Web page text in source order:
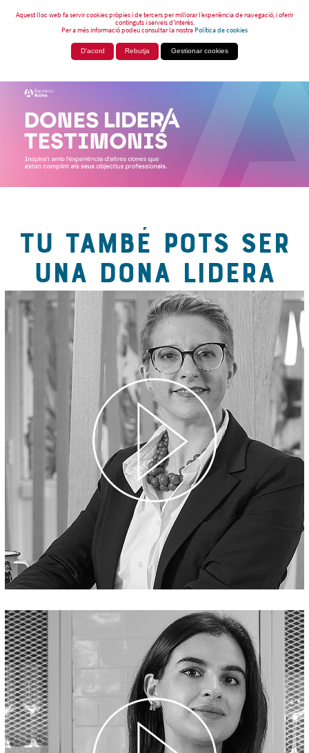
Aquest lloc web fa servir cookies pròpies i de tercers per millorar l’experiència de navegació, i oferir
continguts i serveis d’interès.
Per a més informació podeu consultar la nostraPolítica de cookies
D'acord Rebutja Gestionar cookies
TU TAMBÉ POTS SER
UNA DONA LIDERA